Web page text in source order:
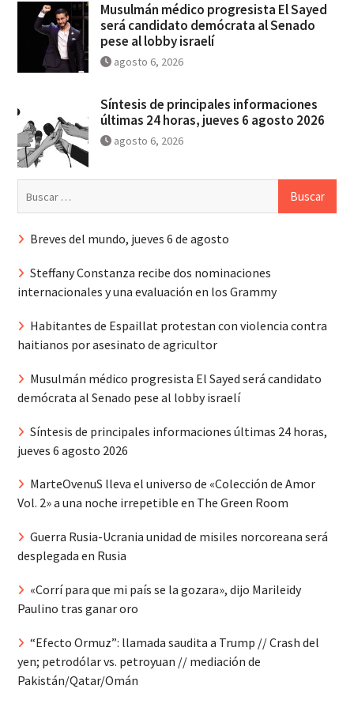
Musulmán médico progresista El Sayed
será candidato demócrata al Senado
pese al lobby israelí
agosto 6, 2026
Síntesis de principales informaciones
últimas 24 horas, jueves 6 agosto 2026
agosto 6, 2026
Breves del mundo, jueves 6 de agosto
Steffany Constanza recibe dos nominaciones
internacionales y una evaluación en los Grammy
Habitantes de Espaillat protestan con violencia contra
haitianos por asesinato de agricultor
Musulmán médico progresista El Sayed será candidato
demócrata al Senado pese al lobby israelí
Síntesis de principales informaciones últimas 24 horas,
jueves 6 agosto 2026
MarteOvenuS lleva el universo de «Colección de Amor
Vol. 2» a una noche irrepetible en The Green Room
Guerra Rusia-Ucrania unidad de misiles norcoreana será
desplegada en Rusia
«Corrí para que mi país se la gozara», dijo Marileidy
Paulino tras ganar oro
“Efecto Ormuz”: llamada saudita a Trump // Crash del
yen; petrodólar vs. petroyuan // mediación de
Pakistán/Qatar/Omán